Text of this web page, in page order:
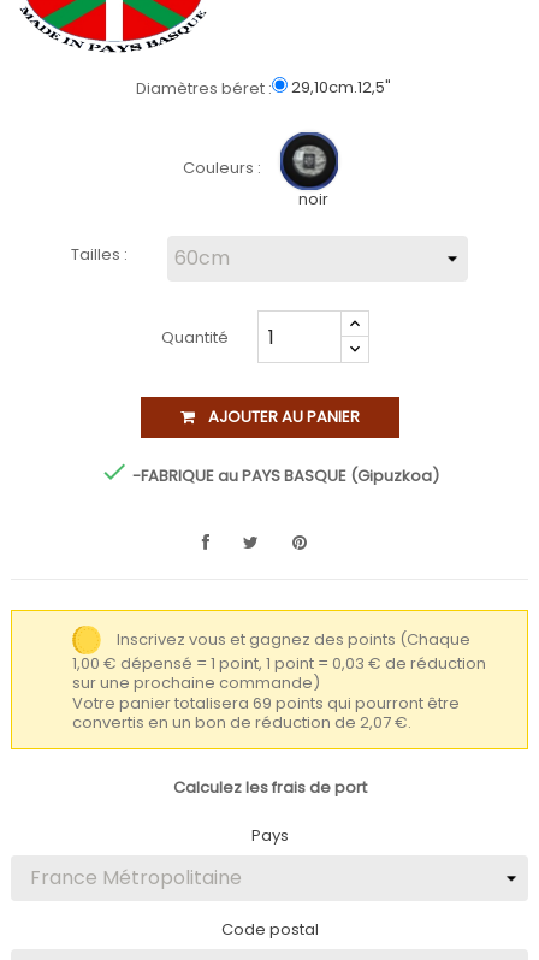
Diamètres béret : 29,10cm.12,5"
Couleurs :
noir
Tailles :
Quantité
AJOUTER AU PANIER
 -FABRIQUE au PAYS BASQUE (Gipuzkoa)
Inscrivez vous et gagnez des points (Chaque
1,00 € dépensé = 1 point, 1 point = 0,03 € de réduction
sur une prochaine commande)
Votre panier totalisera 69 points qui pourront être
convertis en un bon de réduction de 2,07 €.
Calculez les frais de port
Pays
Code postal